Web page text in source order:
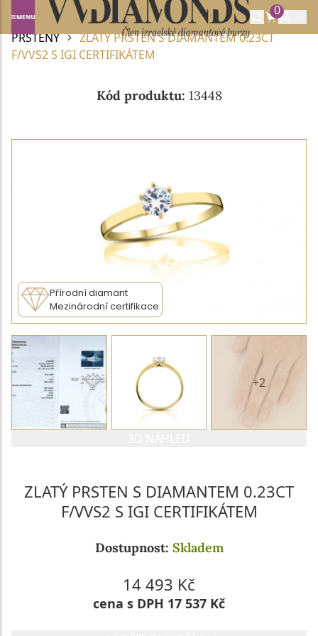
0
Domů DIAMANTOVÉ ŠPERKY
DIAMANTOVÉ
PRSTENY
ZLATÝ PRSTEN S DIAMANTEM 0.23CT
F/VVS2 S IGI CERTIFIKÁTEM
Kód produktu: 13448
Přírodní diamant
Mezinárodní certifikace
+2
ZLATÝ PRSTEN S DIAMANTEM 0.23CT
F/VVS2 S IGI CERTIFIKÁTEM
Dostupnost: Skladem
14 493 Kč
cena s DPH 17 537 Kč